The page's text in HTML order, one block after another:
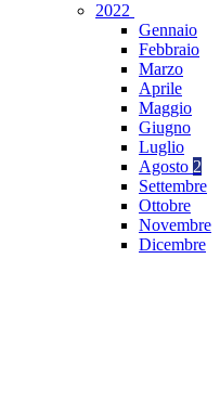
2022
Gennaio
Febbraio
Marzo
Aprile
Maggio
Giugno
Luglio
Agosto 2
Settembre
Ottobre
Novembre
Dicembre